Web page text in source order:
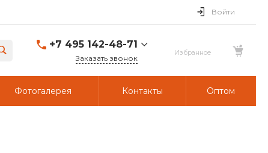
Войти
+7 495 142-48-71
Заказать звонок
Фотогалерея Контакты Оптом